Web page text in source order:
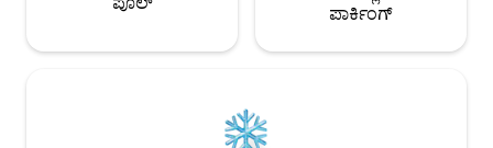
ಪಾರ್ಕಿಂಗ್